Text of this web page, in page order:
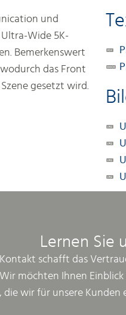
und
Wide 5K-
Bemerkenswert
das Front
gesetzt wird.
Lernen Sie
schafft das
möchten Ihnen
die wir für unsere Kunden